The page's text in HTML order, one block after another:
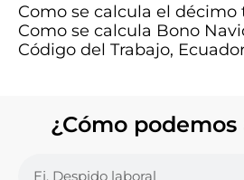
Como se calcula el décimo
Como se calcula Bono
Código del Trabajo,
¿Cómo